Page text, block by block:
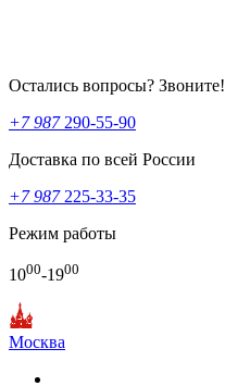
Остались вопросы? Звоните!
+7 987290-55-90
Доставка по всей России
+7 987225-33-35
Режим работы
1000-1900
Москва